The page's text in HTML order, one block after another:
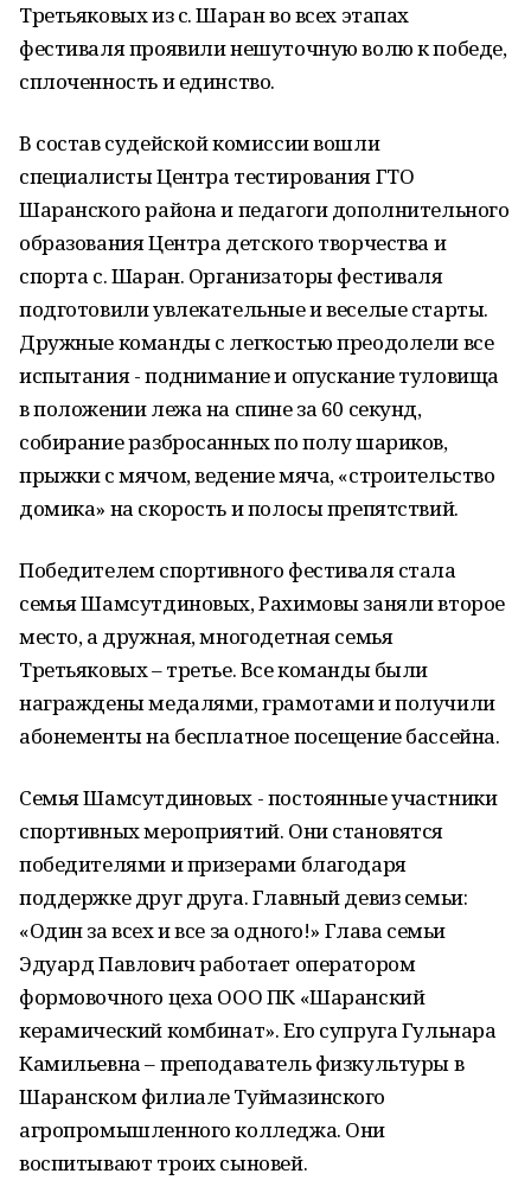
Третьяковых из с. Шаран во всех этапах
фестиваля проявили нешуточную волю к победе,
сплоченность и единство.
В состав судейской комиссии вошли
специалисты Центра тестирования ГТО
Шаранского района и педагоги дополнительного
образования Центра детского творчества и
спорта с. Шаран. Организаторы фестиваля
подготовили увлекательные и веселые старты.
Дружные команды с легкостью преодолели все
испытания - поднимание и опускание туловища
в положении лежа на спине за 60 секунд,
собирание разбросанных по полу шариков,
прыжки с мячом, ведение мяча, «строительство
домика» на скорость и полосы препятствий.
Победителем спортивного фестиваля стала
семья Шамсутдиновых, Рахимовы заняли второе
место, а дружная, многодетная семья
Третьяковых – третье. Все команды были
награждены медалями, грамотами и получили
абонементы на бесплатное посещение бассейна.
Семья Шамсутдиновых - постоянные участники
спортивных мероприятий. Они становятся
победителями и призерами благодаря
поддержке друг друга. Главный девиз семьи:
«Один за всех и все за одного!» Глава семьи
Эдуард Павлович работает оператором
формовочного цеха ООО ПК «Шаранский
керамический комбинат». Его супруга Гульнара
Камильевна – преподаватель физкультуры в
Шаранском филиале Туймазинского
агропромышленного колледжа. Они
воспитывают троих сыновей.